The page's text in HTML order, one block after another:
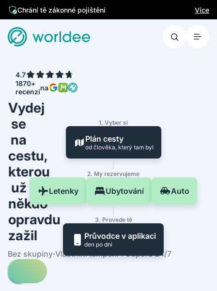
Více
4.7
1870+
recenzína
Vydej
se
na
cestu,
kterou
už
někdo
opravdu
zažil
Bez skupiny·Vlastním tempem·Podpora 24/7
Prohledej
cesty
1. Vyber si
Plán cesty
od člověka, který tam byl
2. My rezervujeme
Letenky Ubytování Auto
3. Provede tě
Průvodce v aplikaci
den po dni